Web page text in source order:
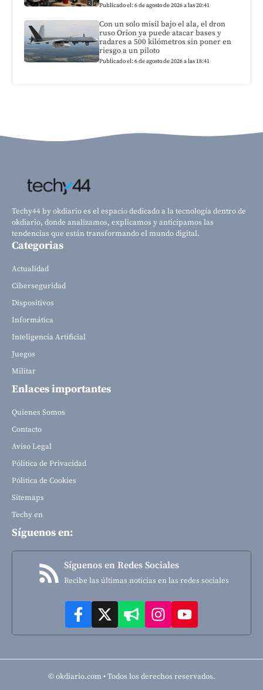
Publicado el: 6 de agosto de 2026 a las 20:41
Con un solo misil bajo el ala, el dron
ruso Orion ya puede atacar bases y
radares a 500 kilómetros sin poner en
riesgo a un piloto
Publicado el: 6 de agosto de 2026 a las 18:41
Techy44 by okdiario es el espacio dedicado a la tecnología dentro de
okdiario, donde analizamos, explicamos y anticipamos las
tendencias que están transformando el mundo digital.
Categorias
Actualidad
Ciberseguridad
Dispositivos
Informática
Inteligencia Artificial
Juegos
Militar
Enlaces importantes
Quienes Somos
Contacto
Aviso Legal
Pólitica de Privacidad
Pólitica de Cookies
Sitemaps
Techy en
Síguenos en:
Síguenos en Redes Sociales
Recibe las últimas noticias en las redes sociales
© okdiario.com • Todos los derechos reservados.